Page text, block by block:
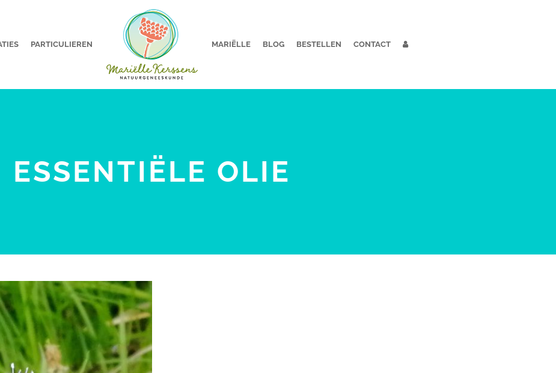
PARTICULIEREN MARIËLLE BLOG BESTELLEN CONTACT
ESSENTIËLE OLIE